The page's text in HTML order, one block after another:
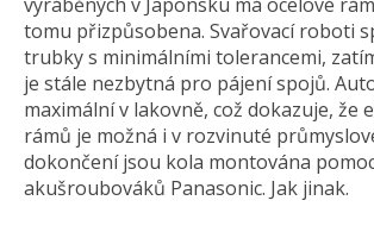
tomu přizpůsobena. Svařovací roboti
trubky s minimálními tolerancemi,
je stále nezbytná pro pájení spojů.
maximální v lakovně, což dokazuje, že
rámů je možná i v rozvinuté
dokončení jsou kola montována
akušroubováků Panasonic. Jak jinak.